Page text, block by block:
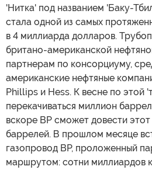
'Нитка' под названием 'Баку-
стала одной из самых
в 4 миллиарда долларов.
британо-американской
партнерам по консорциуму,
американские нефтяные
Phillips и Hess. К весне по этой
перекачиваться миллион
вскоре BP сможет довести
баррелей. В прошлом месяце
газопровод BP, проложенный
маршрутом: сотни миллиардов